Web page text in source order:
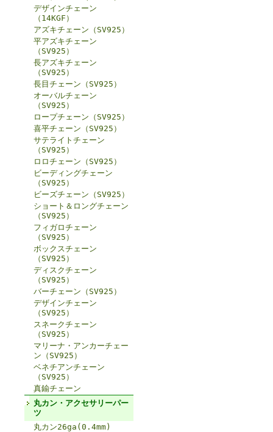
デザインチェーン
（14KGF）
アズキチェーン（SV925）
平アズキチェーン
（SV925）
長アズキチェーン
（SV925）
長目チェーン（SV925）
オーバルチェーン
（SV925）
ロープチェーン（SV925）
喜平チェーン（SV925）
サテライトチェーン
（SV925）
ロロチェーン（SV925）
ビーディングチェーン
（SV925）
ビーズチェーン（SV925）
ショート＆ロングチェーン
（SV925）
フィガロチェーン
（SV925）
ボックスチェーン
（SV925）
ディスクチェーン
（SV925）
バーチェーン（SV925）
デザインチェーン
（SV925）
スネークチェーン
（SV925）
マリーナ・アンカーチェー
ン（SV925）
ベネチアンチェーン
（SV925）
真鍮チェーン
丸カン・アクセサリーパー
ツ
丸カン26ga(0.4mm)